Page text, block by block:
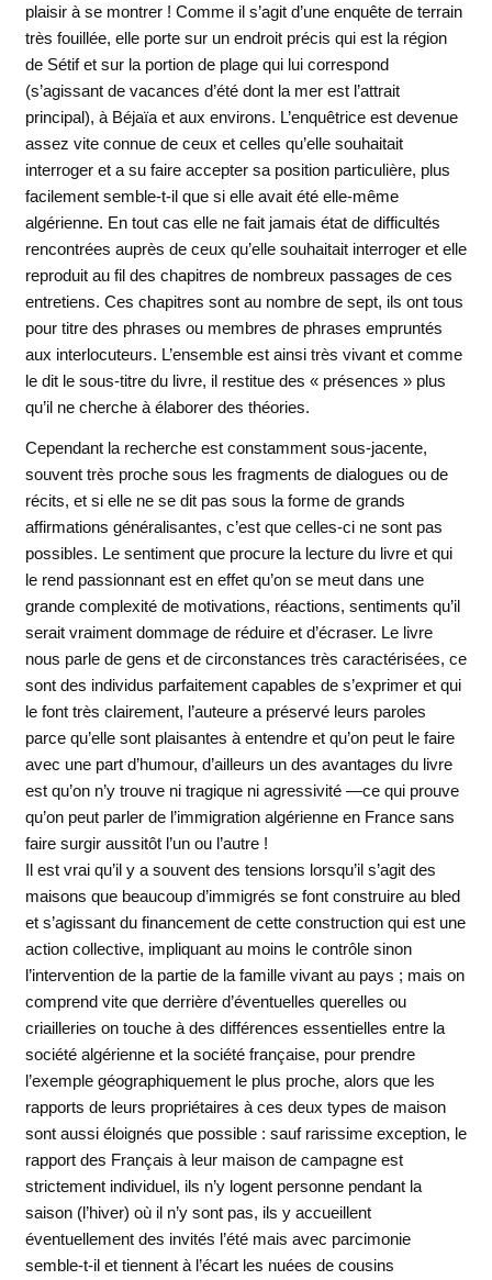
plaisir à se montrer ! Comme il s’agit d’une enquête de terrain
très fouillée, elle porte sur un endroit précis qui est la région
de Sétif et sur la portion de plage qui lui correspond
(s’agissant de vacances d’été dont la mer est l’attrait
principal), à Béjaïa et aux environs. L’enquêtrice est devenue
assez vite connue de ceux et celles qu’elle souhaitait
interroger et a su faire accepter sa position particulière, plus
facilement semble-t-il que si elle avait été elle-même
algérienne. En tout cas elle ne fait jamais état de difficultés
rencontrées auprès de ceux qu’elle souhaitait interroger et elle
reproduit au fil des chapitres de nombreux passages de ces
entretiens. Ces chapitres sont au nombre de sept, ils ont tous
pour titre des phrases ou membres de phrases empruntés
aux interlocuteurs. L’ensemble est ainsi très vivant et comme
le dit le sous-titre du livre, il restitue des « présences » plus
qu’il ne cherche à élaborer des théories.
Cependant la recherche est constamment sous-jacente,
souvent très proche sous les fragments de dialogues ou de
récits, et si elle ne se dit pas sous la forme de grands
affirmations généralisantes, c’est que celles-ci ne sont pas
possibles. Le sentiment que procure la lecture du livre et qui
le rend passionnant est en effet qu’on se meut dans une
grande complexité de motivations, réactions, sentiments qu’il
serait vraiment dommage de réduire et d’écraser. Le livre
nous parle de gens et de circonstances très caractérisées, ce
sont des individus parfaitement capables de s’exprimer et qui
le font très clairement, l’auteure a préservé leurs paroles
parce qu’elle sont plaisantes à entendre et qu’on peut le faire
avec une part d’humour, d’ailleurs un des avantages du livre
est qu’on n’y trouve ni tragique ni agressivité —ce qui prouve
qu’on peut parler de l’immigration algérienne en France sans
faire surgir aussitôt l’un ou l’autre !
Il est vrai qu’il y a souvent des tensions lorsqu’il s’agit des
maisons que beaucoup d’immigrés se font construire au bled
et s’agissant du financement de cette construction qui est une
action collective, impliquant au moins le contrôle sinon
l’intervention de la partie de la famille vivant au pays ; mais on
comprend vite que derrière d’éventuelles querelles ou
criailleries on touche à des différences essentielles entre la
société algérienne et la société française, pour prendre
l’exemple géographiquement le plus proche, alors que les
rapports de leurs propriétaires à ces deux types de maison
sont aussi éloignés que possible : sauf rarissime exception, le
rapport des Français à leur maison de campagne est
strictement individuel, ils n’y logent personne pendant la
saison (l’hiver) où il n’y sont pas, ils y accueillent
éventuellement des invités l’été mais avec parcimonie
semble-t-il et tiennent à l’écart les nuées de cousins